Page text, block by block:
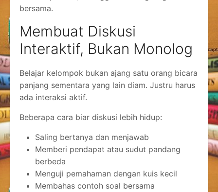
bersama.
Membuat Diskusi
Interaktif, Bukan Monolog
Belajar kelompok bukan ajang satu orang bicara
panjang sementara yang lain diam. Justru harus
ada interaksi aktif.
Beberapa cara biar diskusi lebih hidup:
Saling bertanya dan menjawab
Memberi pendapat atau sudut pandang
berbeda
Menguji pemahaman dengan kuis kecil
Membahas contoh soal bersama